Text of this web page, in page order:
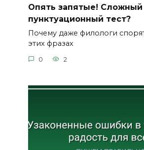
Опять запятые! Сложный
пунктуационный тест?
Почему даже филологи
этих фразах
0 2